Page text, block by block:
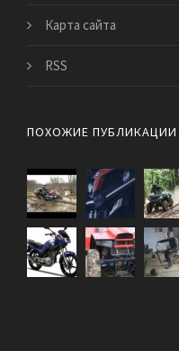
Карта сайта
RSS
ПОХОЖИЕ ПУБЛИКАЦИИ